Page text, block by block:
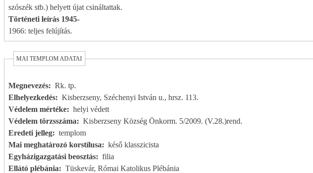
szószék stb.) helyett újat csináltattak.
Történeti leírás 1945-
1966: teljes felújítás.
MAI TEMPLOM ADATAI
Megnevezés
Rk. tp.
Elhelyezkedés
Kisberzseny, Széchenyi István u., hrsz. 113.
Védelem mértéke
helyi védett
Védelem törzsszáma
Kisberzseny Község Önkorm. 5/2009. (V.28.)rend.
Eredeti jelleg
templom
Mai meghatározó korstílusa
késő klasszicista
Egyházigazgatási beosztás
filia
Ellátó plébánia
Tüskevár, Római Katolikus Plébánia